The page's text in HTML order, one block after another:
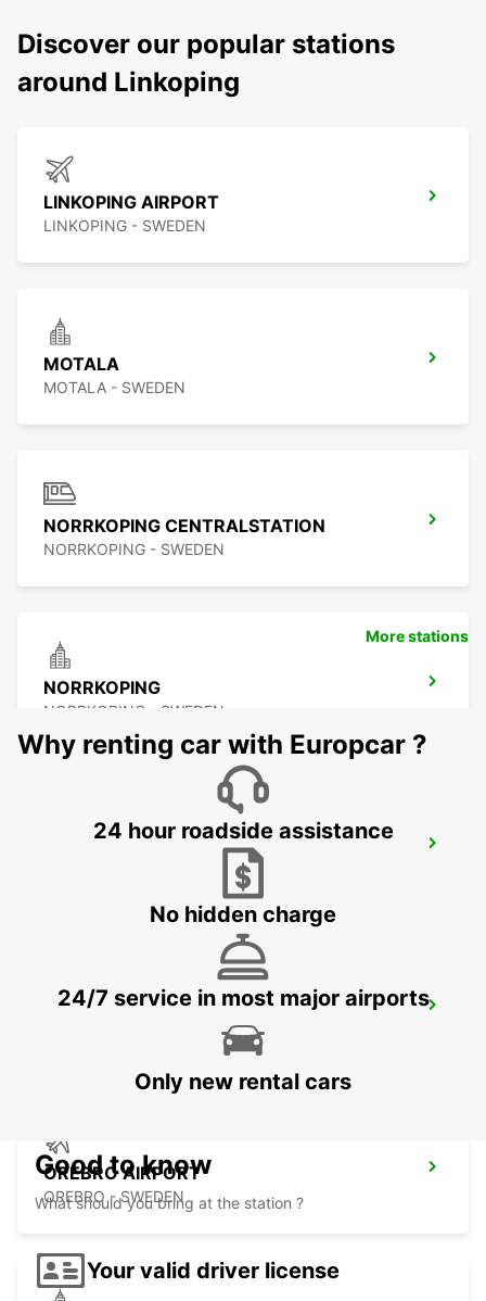
Discover our popular stations
around Linkoping
LINKOPING AIRPORT
LINKOPING - SWEDEN
MOTALA
MOTALA - SWEDEN
NORRKOPING CENTRALSTATION
NORRKOPING - SWEDEN
NORRKOPING
NORRKOPING - SWEDEN
NYKOPING SKAVSTA AIRPORT
NYKOPING
OREBRO AIRPORT
OREBRO - SWEDEN
More stations
Why renting car with Europcar ?
24 hour roadside assistance
No hidden charge
24/7 service in most major airports
Only new rental cars
Good to know
What should you bring at the station ?
Your valid driver license